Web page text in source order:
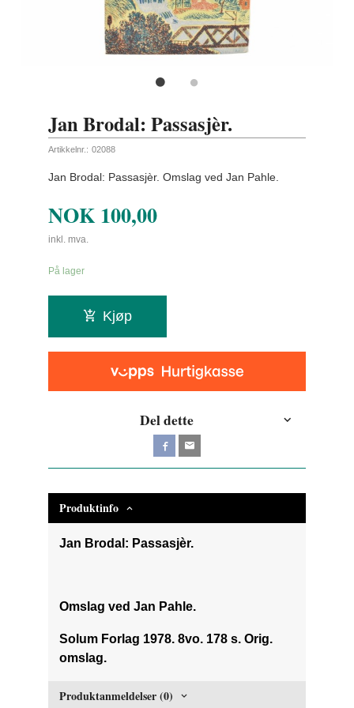
Jan Brodal: Passasjèr.
Artikkelnr.: 02088
Jan Brodal: Passasjèr. Omslag ved Jan Pahle.
NOK 100,00
inkl. mva.
På lager
Kjøp
Del dette
Produktinfo
Jan Brodal: Passasjèr.
Omslag ved Jan Pahle.
Solum Forlag 1978. 8vo. 178 s. Orig.
omslag.
Produktanmeldelser (0)